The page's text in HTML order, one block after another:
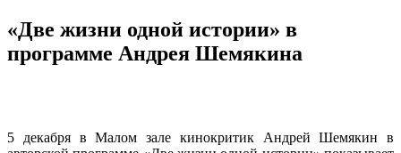
«Две жизни одной истории» в
программе Андрея Шемякина
5 декабря в Малом зале кинокритик Андрей Шемякин в